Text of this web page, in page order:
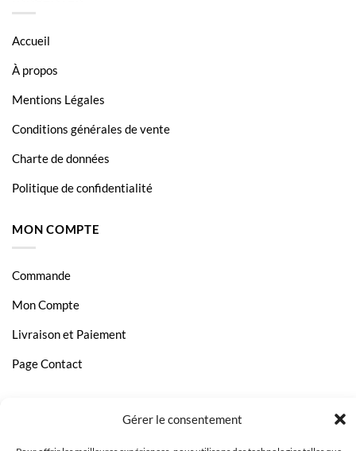
Gérer le consentement
Accueil
À propos
Mentions Légales
Conditions générales de vente
Charte de données
Politique de confidentialité
MON COMPTE
Commande
Mon Compte
Livraison et Paiement
Page Contact